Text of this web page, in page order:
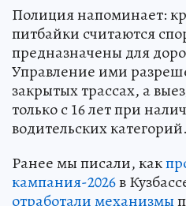
Полиция напоминает:
питбайки считаются
предназначены для
Управление ими
закрытых трассах, а
только с 16 лет при
водительских категорий.
Ранее мы писали, как
кампания-2026в
отработали механизмы